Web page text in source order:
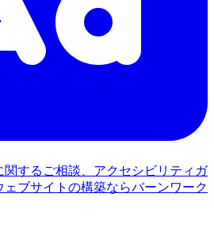
するご相談、アクセシビリティガ
ブサイトの構築ならバーンワーク